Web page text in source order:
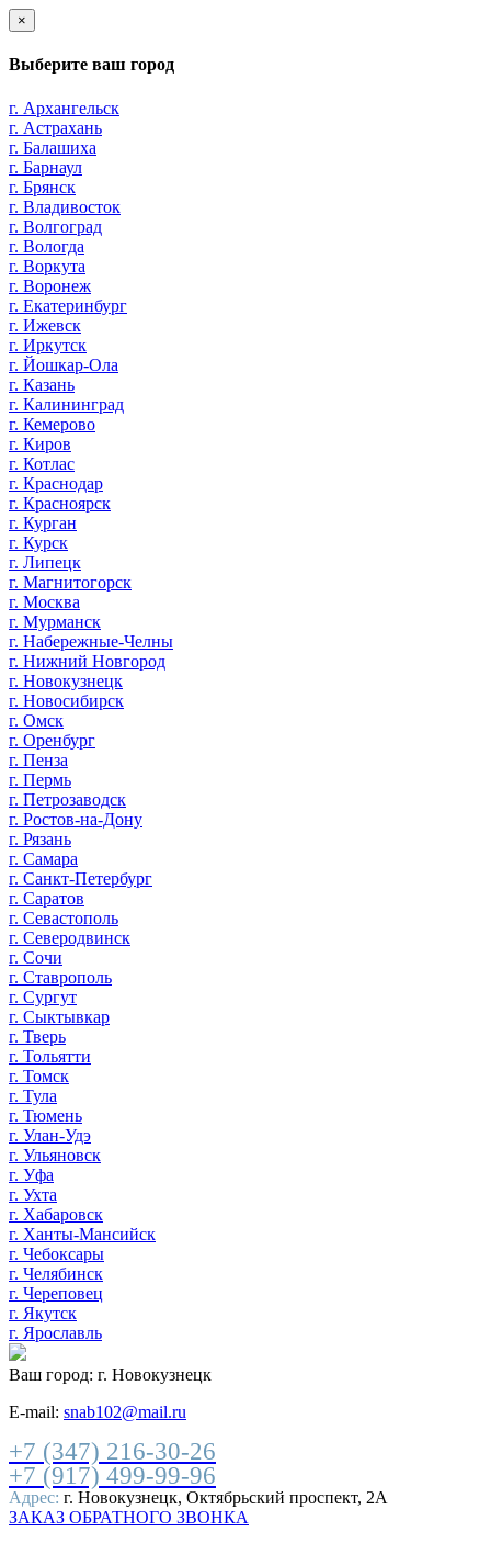
×
Выберите ваш город
г. Архангельск
г. Астрахань
г. Балашиха
г. Барнаул
г. Брянск
г. Владивосток
г. Волгоград
г. Вологда
г. Воркута
г. Воронеж
г. Екатеринбург
г. Ижевск
г. Иркутск
г. Йошкар-Ола
г. Казань
г. Калининград
г. Кемерово
г. Киров
г. Котлас
г. Краснодар
г. Красноярск
г. Курган
г. Курск
г. Липецк
г. Магнитогорск
г. Москва
г. Мурманск
г. Набережные-Челны
г. Нижний Новгород
г. Новокузнецк
г. Новосибирск
г. Омск
г. Оренбург
г. Пенза
г. Пермь
г. Петрозаводск
г. Ростов-на-Дону
г. Рязань
г. Самара
г. Санкт-Петербург
г. Саратов
г. Севастополь
г. Северодвинск
г. Сочи
г. Ставрополь
г. Сургут
г. Сыктывкар
г. Тверь
г. Тольятти
г. Томск
г. Тула
г. Тюмень
г. Улан-Удэ
г. Ульяновск
г. Уфа
г. Ухта
г. Хабаровск
г. Ханты-Мансийск
г. Чебоксары
г. Челябинск
г. Череповец
г. Якутск
г. Ярославль
Ваш город: г. Новокузнецк
E-mail: snab102@mail.ru
+7 (347) 216-30-26
+7 (917) 499-99-96
Адрес: г. Новокузнецк, Октябрьский проспект, 2А
ЗАКАЗ ОБРАТНОГО ЗВОНКА